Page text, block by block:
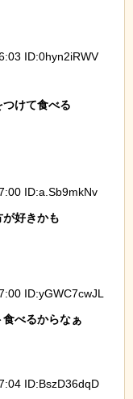
ID:0hyn2iRWV
けて食べる
ID:a.Sb9mkNv
好きかも
ID:yGWC7cwJL
べるからなぁ
ID:BszD36dqD